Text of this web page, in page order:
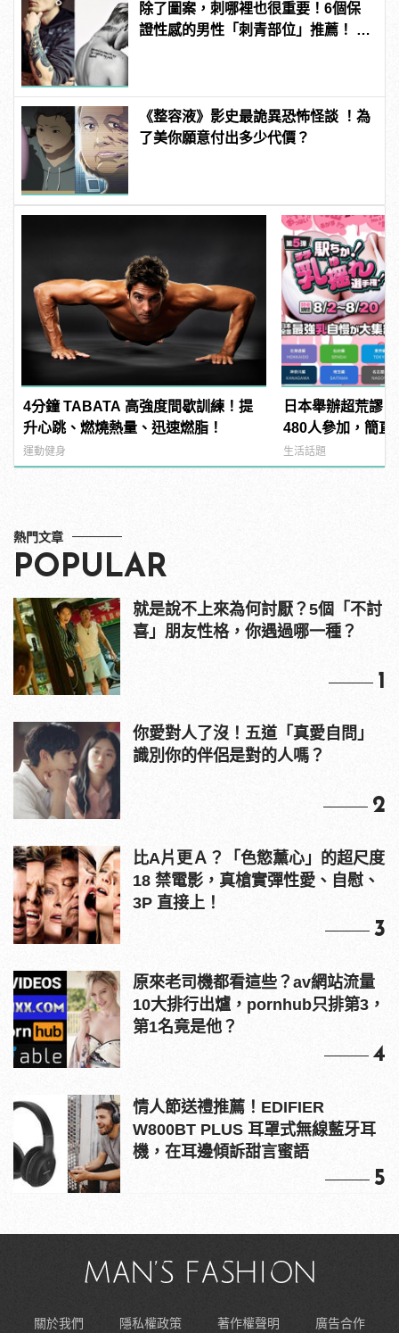
除了圖案，刺哪裡也很重要！6個保
證性感的男性「刺青部位」推薦！ |
《整容液》影史最詭異恐怖怪談 ！為
了美你願意付出多少代價？
4分鐘 TABATA 高強度間歇訓練！提
升心跳、燃燒熱量、迅速燃脂！
運動健身
日本舉辦超荒謬
480人參加，簡直
manfashion這樣
生活話題
熱門文章
POPULAR
就是說不上來為何討厭？5個「不討
喜」朋友性格，你遇過哪一種？
1
你愛對人了沒！五道「真愛自問」
識別你的伴侶是對的人嗎？
2
比A片更Ａ？「色慾薰心」的超尺度
18 禁電影，真槍實彈性愛、自慰、
3P 直接上！
3
原來老司機都看這些？av網站流量
10大排行出爐，pornhub只排第3，
第1名竟是他？
4
情人節送禮推薦！EDIFIER
W800BT PLUS 耳罩式無線藍牙耳
機，在耳邊傾訴甜言蜜語
5
關於我們 隱私權政策 著作權聲明 廣告合作